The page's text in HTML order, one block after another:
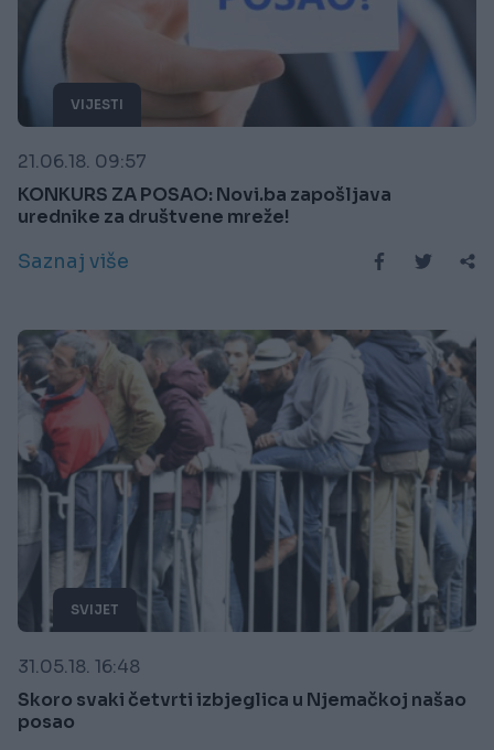
VIJESTI
21.06.18. 09:57
KONKURS ZA POSAO: Novi.ba zapošljava
urednike za društvene mreže!
Saznaj više
SVIJET
31.05.18. 16:48
Skoro svaki četvrti izbjeglica u Njemačkoj našao
posao